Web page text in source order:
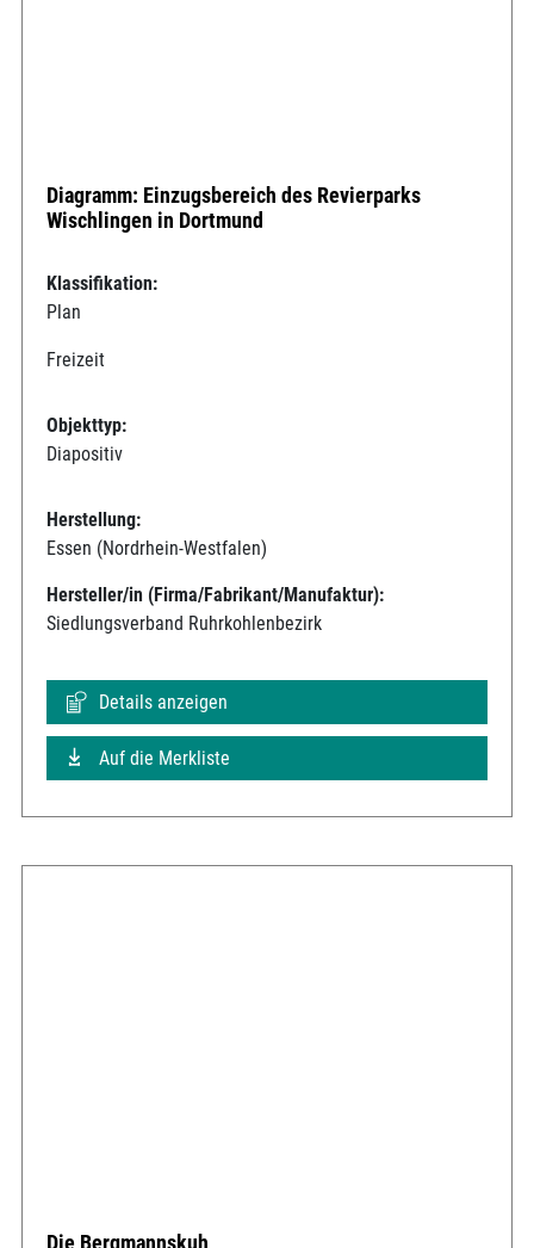
Diagramm: Einzugsbereich des Revierparks
Wischlingen in Dortmund
Klassifikation:
Plan
Freizeit
Objekttyp:
Diapositiv
Herstellung:
Essen (Nordrhein-Westfalen)
Hersteller/in (Firma/Fabrikant/Manufaktur):
Siedlungsverband Ruhrkohlenbezirk
Details anzeigen
Auf die Merkliste
Die Bergmannskuh